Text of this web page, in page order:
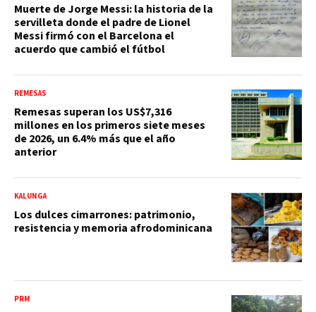
Muerte de Jorge Messi: la historia de la
servilleta donde el padre de Lionel
Messi firmó con el Barcelona el
acuerdo que cambió el fútbol
REMESAS
Remesas superan los US$7,316
millones en los primeros siete meses
de 2026, un 6.4% más que el año
anterior
KALUNGA
Los dulces cimarrones: patrimonio,
resistencia y memoria afrodominicana
PRM